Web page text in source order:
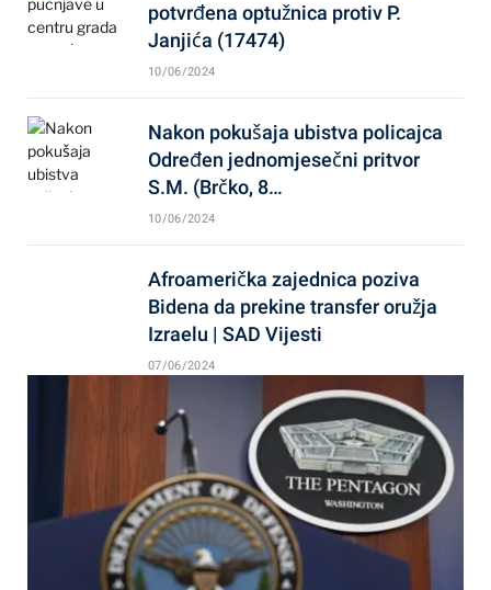
potvrđena optužnica protiv P.
Janjića (17474)
10/06/2024
Nakon pokušaja ubistva policajca
Određen jednomjesečni pritvor
S.M. (Brčko, 8…
10/06/2024
Afroamerička zajednica poziva
Bidena da prekine transfer oružja
Izraelu | SAD Vijesti
07/06/2024